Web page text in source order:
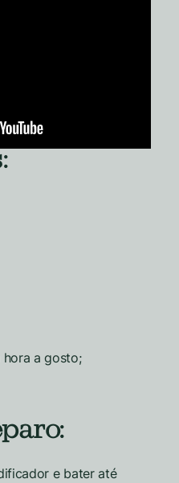
hora a gosto;
e bater até